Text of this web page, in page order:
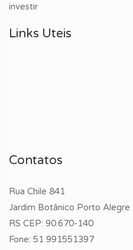
investir
Links Uteis
Contatos
Rua Chile 841
Jardim Botânico Porto Alegre
RS CEP: 90.670-140
Fone: 51 991551397